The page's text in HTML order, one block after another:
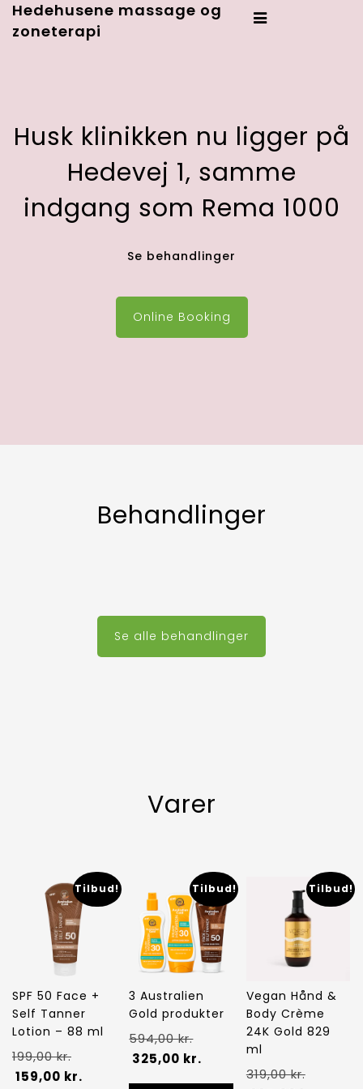
Hedehusene massage og
zoneterapi
Husk klinikken nu ligger på
Hedevej 1, samme
indgang som Rema 1000
Se behandlinger
Online Booking
Behandlinger
Se alle behandlinger
Varer
Tilbud!
SPF 50 Face +
Self Tanner
Lotion – 88 ml
199,00kr.Den
oprindelige
159,00 kr.
Tilbud!
3 Australien
Gold produkter
594,00kr.Den
oprindelige
325,00 kr.
aktuelle
Tilbud!
Vegan Hånd &
Body Crème
24K Gold 829
ml
319,00kr.Den